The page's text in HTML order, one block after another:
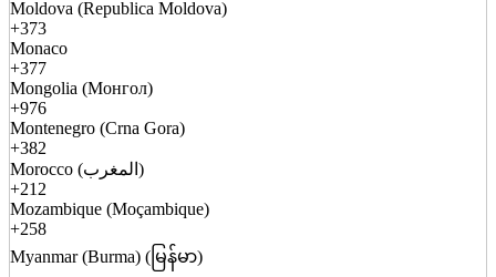
Moldova (Republica Moldova)
+373
Monaco
+377
Mongolia (Монгол)
+976
Montenegro (Crna Gora)
+382
Morocco (المغرب)
+212
Mozambique (Moçambique)
+258
Myanmar (Burma) (မြန်မာ)